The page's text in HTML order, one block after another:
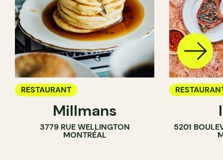
RESTAURANT
Millmans
3779 RUE WELLINGTON
MONTRÉAL
BAR À VIN
5201